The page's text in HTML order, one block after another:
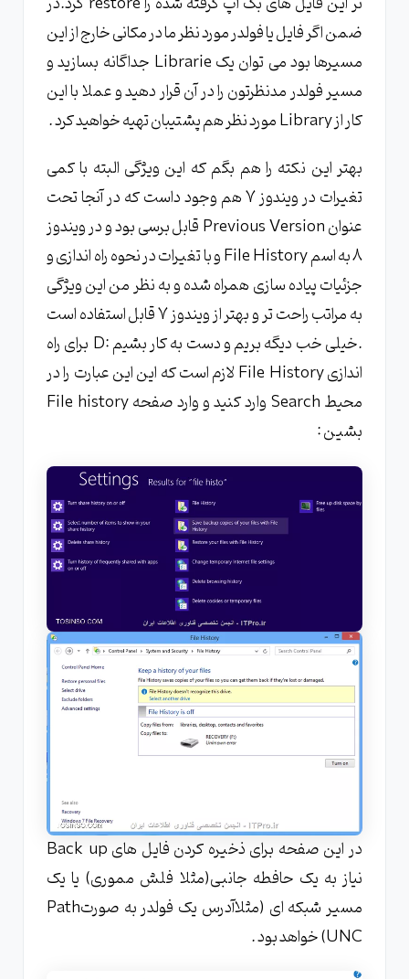
ضمن اگر فایل یا فولدر مورد نظر ما در مکانی خارج از این
مسیرها بود می توان یک Librarie جداگانه بسازید و
مسیر فولدر مدنظرتون را در آن قرار دهید و عملا با این
کار از Library مورد نظر هم پشتیبان تهیه خواهید کرد .
بهتر این نکته را هم بگم که این ویژگی البته با کمی
تغیرات در ویندوز 7 هم وجود داست که در آنجا تحت
عنوان Previous Version قابل برسی بود و در ویندوز
8 به اسم File History و با تغیرات در نحوه راه اندازی و
جزئیات پیاده سازی همراه شده و به نظر من این ویژگی
به مراتب راحت تر و بهتر از ویندوز 7 قابل استفاده است
.خیلی خب دیگه بریم و دست به کار بشیم :D برای راه
اندازی File History لازم است که این این عبارت را در
محیط Search وارد کنید و وارد صفحه File history
بشین :
در این صفحه برای ذخیره کردن فایل های Back up
نیاز به یک حافطه جانبی(مثلا فلش مموری) یا یک
مسیر شبکه ای (مثلاآدرس یک فولدر به صورتPath
UNC) خواهد بود .